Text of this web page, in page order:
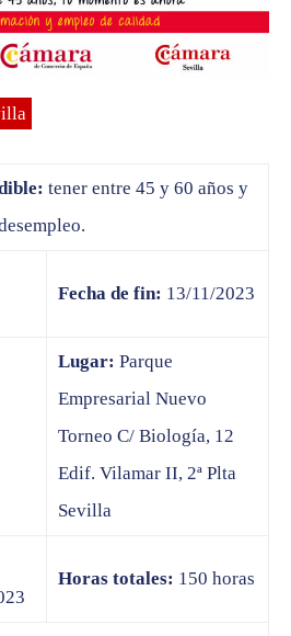
tener entre 45 y 60 años y
Fecha de fin: 13/11/2023
Lugar: Parque
Empresarial Nuevo
Torneo C/ Biología, 12
Edif. Vilamar II, 2ª Plta
Sevilla
Horas totales: 150 horas